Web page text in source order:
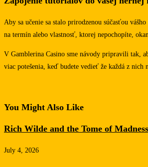
Aby sa učenie sa stalo prirodzenou súčasťou
na termín alebo vlastnosť, ktorej nepochopíte,
V Gamblerina Casino sme návody pripravili tak,
viac potešenia, keď budete vedieť že každá z nich
You Might Also Like
Rich Wilde and the Tome of
July 4, 2026